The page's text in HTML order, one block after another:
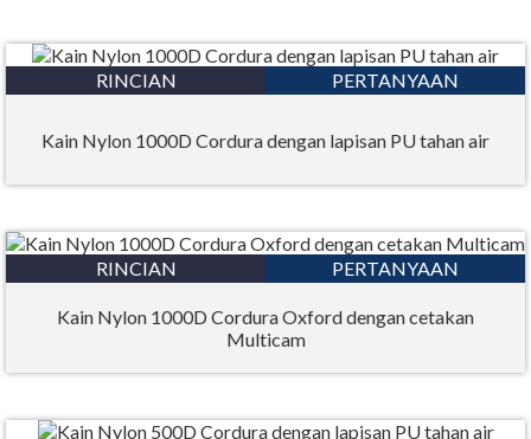
RINCIAN PERTANYAAN
Kain Nylon 1000D Cordura dengan lapisan PU tahan air
RINCIAN PERTANYAAN
Kain Nylon 1000D Cordura Oxford dengan cetakan
Multicam